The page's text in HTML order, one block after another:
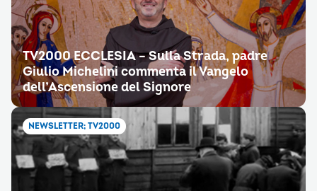
TV2000 ECCLESIA – Sulla Strada, padre
Giulio Michelini commenta il Vangelo
dell’Ascensione del Signore
NEWSLETTER; TV2000